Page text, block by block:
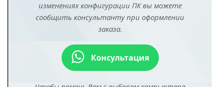
изменениях конфигурации ПК вы можете
сообщить консультанту при оформлении
заказа.
Консультация